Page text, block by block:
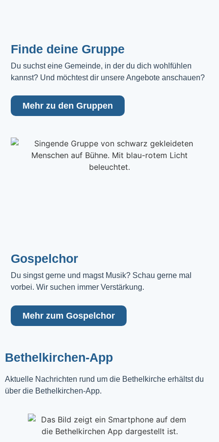
Finde deine Gruppe
Du suchst eine Gemeinde, in der du dich wohlfühlen
kannst? Und möchtest dir unsere Angebote anschauen?
Mehr zu den Gruppen
Gospelchor
Du singst gerne und magst Musik? Schau gerne mal
vorbei. Wir suchen immer Verstärkung.
Mehr zum Gospelchor
Bethelkirchen-App
Aktuelle Nachrichten rund um die Bethelkirche erhältst du
über die Bethelkirchen-App.